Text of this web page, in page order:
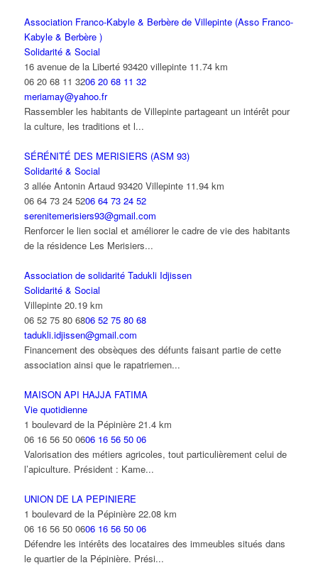
Association Franco-Kabyle & Berbère de Villepinte (Asso Franco-
Kabyle & Berbère )
Solidarité & Social
16 avenue de la Liberté 93420 villepinte 11.74 km
06 20 68 11 3206 20 68 11 32
meriamay@yahoo.fr
Rassembler les habitants de Villepinte partageant un intérêt pour
la culture, les traditions et l...
SÉRÉNITÉ DES MERISIERS (ASM 93)
Solidarité & Social
3 allée Antonin Artaud 93420 Villepinte 11.94 km
06 64 73 24 5206 64 73 24 52
serenitemerisiers93@gmail.com
Renforcer le lien social et améliorer le cadre de vie des habitants
de la résidence Les Merisiers...
Association de solidarité Tadukli Idjissen
Solidarité & Social
Villepinte 20.19 km
06 52 75 80 6806 52 75 80 68
tadukli.idjissen@gmail.com
Financement des obsèques des défunts faisant partie de cette
association ainsi que le rapatriemen...
MAISON API HAJJA FATIMA
Vie quotidienne
1 boulevard de la Pépinière 21.4 km
06 16 56 50 0606 16 56 50 06
Valorisation des métiers agricoles, tout particulièrement celui de
l’apiculture. Président : Kame...
UNION DE LA PEPINIERE
1 boulevard de la Pépinière 22.08 km
06 16 56 50 0606 16 56 50 06
Défendre les intérêts des locataires des immeubles situés dans
le quartier de la Pépinière. Prési...